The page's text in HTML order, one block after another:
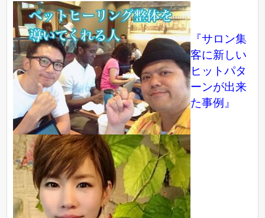
『サロン集
客に新しい
ヒットパタ
ーンが出来
た事例』